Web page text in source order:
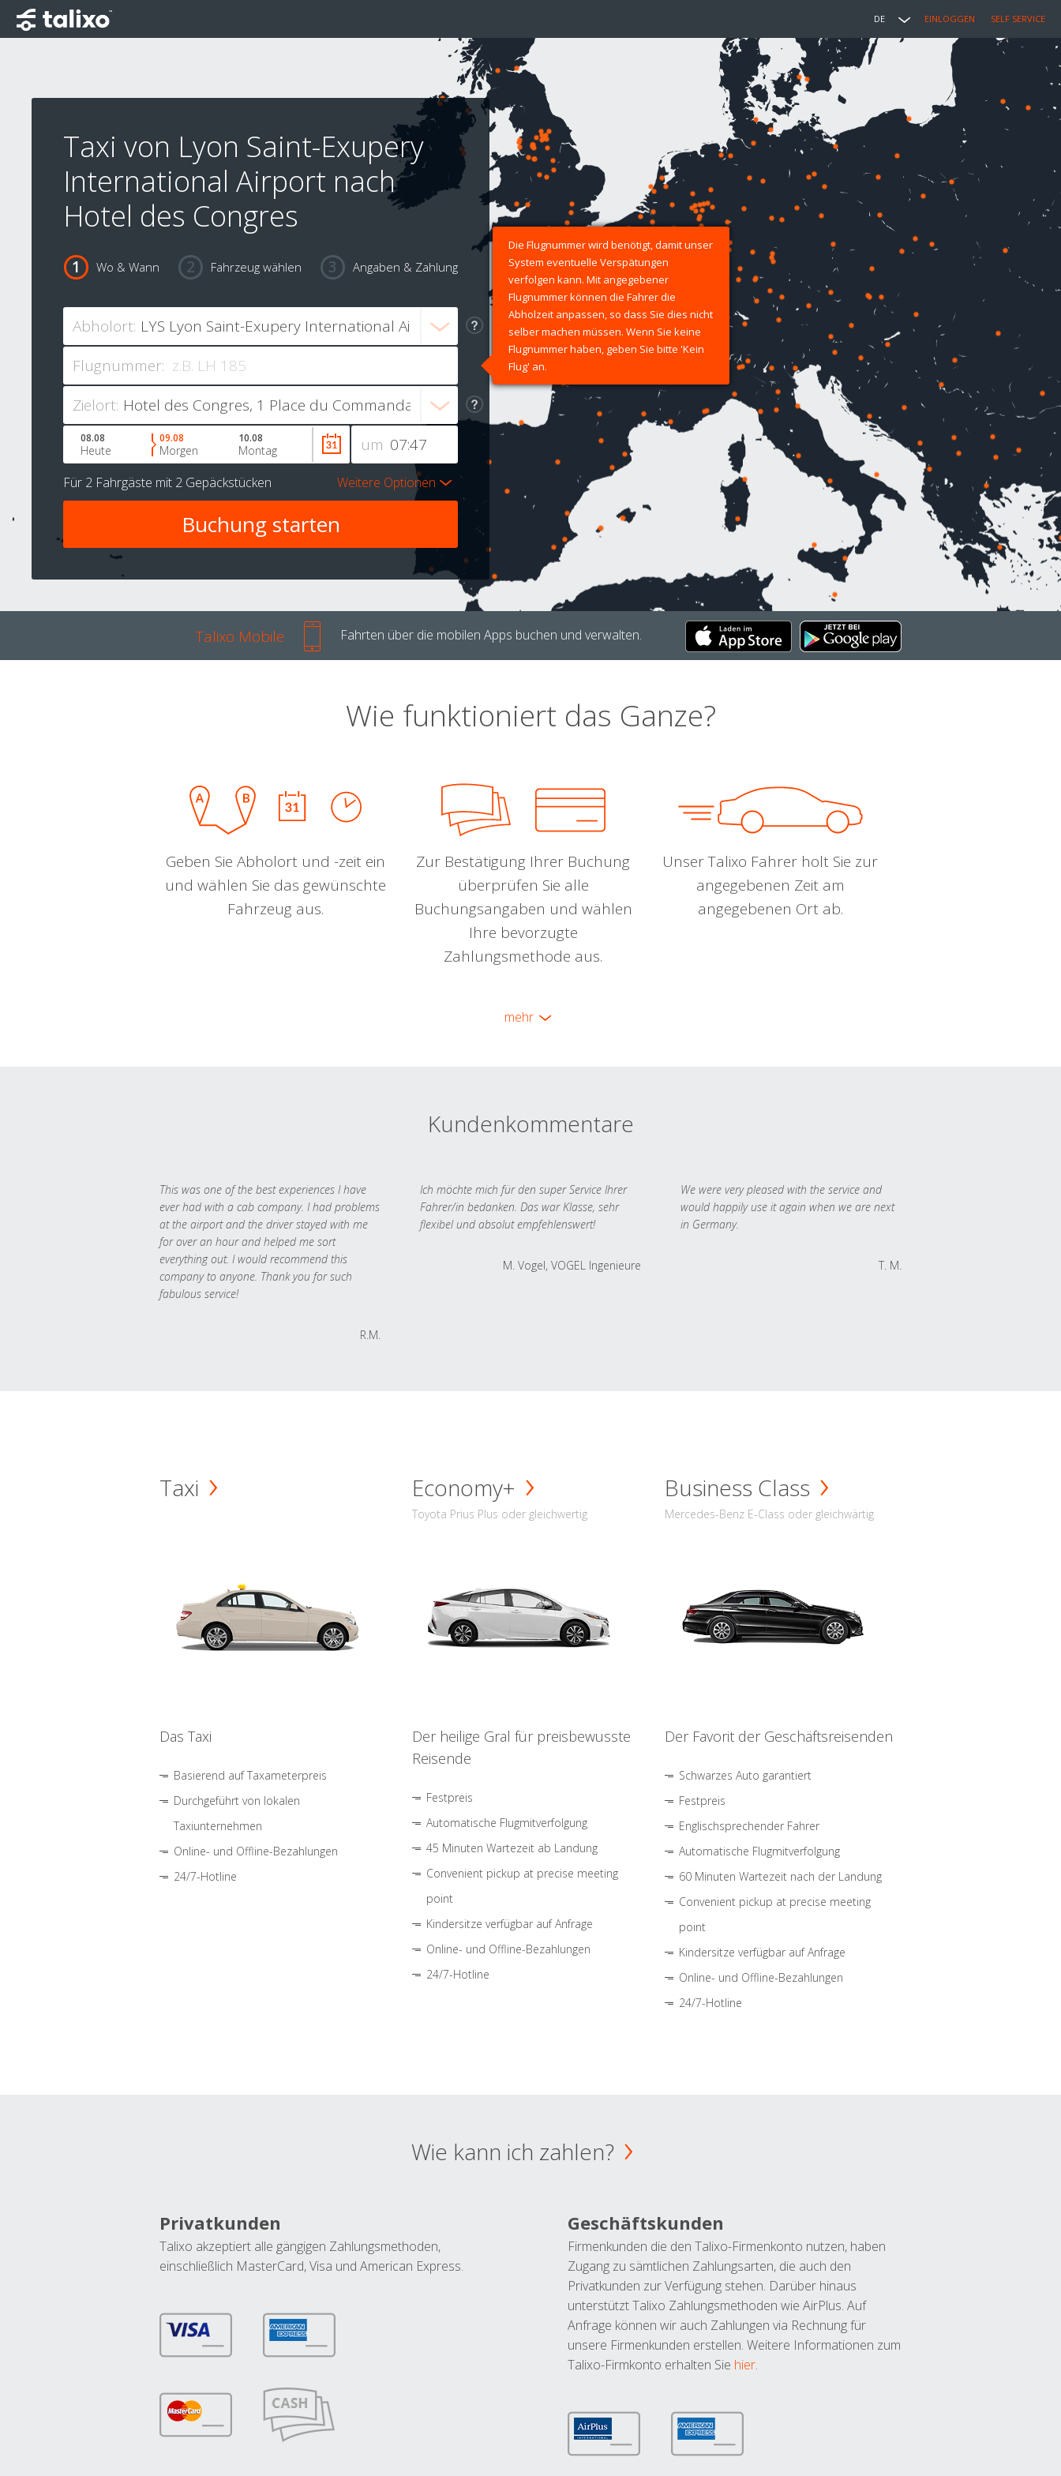
DE EINLOGGEN SELF SERVICE
Taxi von Lyon Saint-Exupery
International Airport nach
Hotel des Congres
Wo & Wann Fahrzeug wählen Angaben & Zahlung
Abholort:
Flugnummer:
Die Flugnummer wird benötigt, damit unser
System eventuelle Verspätungen
verfolgen kann. Mit angegebener
Flugnummer können die Fahrer die
Abholzeit anpassen, so dass Sie dies nicht
selber machen müssen. Wenn Sie keine
Flugnummer haben, geben Sie bitte 'Kein
Flug' an.
Zielort:
um
08.08
Heute
09.08
Morgen
10.08
Montag
Für 2 Fahrgäste mit 2 Gepäckstücken Weitere Optionen
Talixo Mobile Fahrten über die mobilen Apps buchen und verwalten.
Wie funktioniert das Ganze?
Geben Sie Abholort und -zeit ein
und wählen Sie das gewünschte
Fahrzeug aus.
Zur Bestätigung Ihrer Buchung
überprüfen Sie alle
Buchungsangaben und wählen
Ihre bevorzugte
Zahlungsmethode aus.
Unser Talixo Fahrer holt Sie zur
angegebenen Zeit am
angegebenen Ort ab.
mehr
Kundenkommentare
This was one of the best experiences I have
ever had with a cab company. I had problems
at the airport and the driver stayed with me
for over an hour and helped me sort
everything out. I would recommend this
company to anyone. Thank you for such
fabulous service!
R.M.
Ich möchte mich für den super Service Ihrer
Fahrer/in bedanken. Das war Klasse, sehr
flexibel und absolut empfehlenswert!
M. Vogel, VOGEL Ingenieure
We were very pleased with the service and
would happily use it again when we are next
in Germany.
T. M.
Taxi
Das Taxi
Basierend auf Taxameterpreis
Durchgeführt von lokalen
Taxiunternehmen
Online- und Offline-Bezahlungen
24/7-Hotline
Economy+
Toyota Prius Plus oder gleichwertig
Der heilige Gral für preisbewusste
Reisende
Festpreis
Automatische Flugmitverfolgung
45 Minuten Wartezeit ab Landung
Convenient pickup at precise meeting
point
Kindersitze verfügbar auf Anfrage
Online- und Offline-Bezahlungen
24/7-Hotline
Business Class
Mercedes-Benz E-Class oder gleichwärtig
Der Favorit der Geschäftsreisenden
Schwarzes Auto garantiert
Festpreis
Englischsprechender Fahrer
Automatische Flugmitverfolgung
60 Minuten Wartezeit nach der Landung
Convenient pickup at precise meeting
point
Kindersitze verfügbar auf Anfrage
Online- und Offline-Bezahlungen
24/7-Hotline
Wie kann ich zahlen?
Privatkunden
Talixo akzeptiert alle gängigen Zahlungsmethoden,
einschließlich MasterCard, Visa und American Express.
Geschäftskunden
Firmenkunden die den Talixo-Firmenkonto nutzen, haben
Zugang zu sämtlichen Zahlungsarten, die auch den
Privatkunden zur Verfügung stehen. Darüber hinaus
unterstützt Talixo Zahlungsmethoden wie AirPlus. Auf
Anfrage können wir auch Zahlungen via Rechnung für
unsere Firmenkunden erstellen. Weitere Informationen zum
Talixo-Firmkonto erhalten Sie hier.